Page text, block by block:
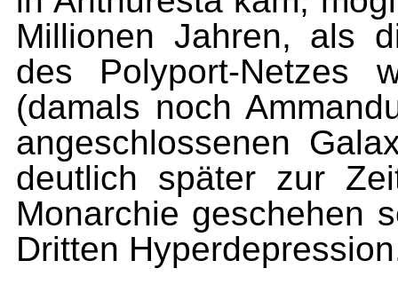
Millionen Jahren, als
des Polyport-Netzes
(damals noch
angeschlossenen
deutlich später zur
Monarchie geschehen
Dritten